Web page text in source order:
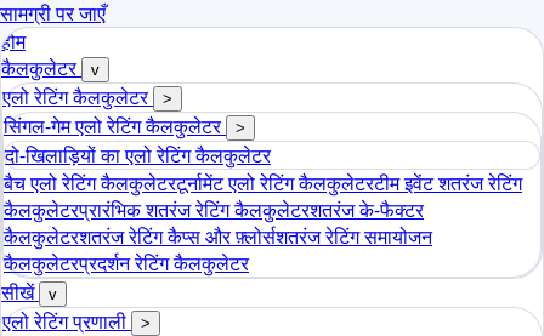
सामग्री पर जाएँ
होम
कैलकुलेटर
v
एलो रेटिंग कैलकुलेटर >
सिंगल-गेम एलो रेटिंग कैलकुलेटर >
दो-खिलाड़ियों का एलो रेटिंग कैलकुलेटर
बैच एलो रेटिंग कैलकुलेटरटूर्नामेंट एलो रेटिंग कैलकुलेटरटीम इवेंट शतरंज रेटिंग
कैलकुलेटरप्रारंभिक शतरंज रेटिंग कैलकुलेटरशतरंज के-फैक्टर
कैलकुलेटरशतरंज रेटिंग कैप्स और फ़्लोर्सशतरंज रेटिंग समायोजन
कैलकुलेटरप्रदर्शन रेटिंग कैलकुलेटर
सीखें
v
एलो रेटिंग प्रणाली >